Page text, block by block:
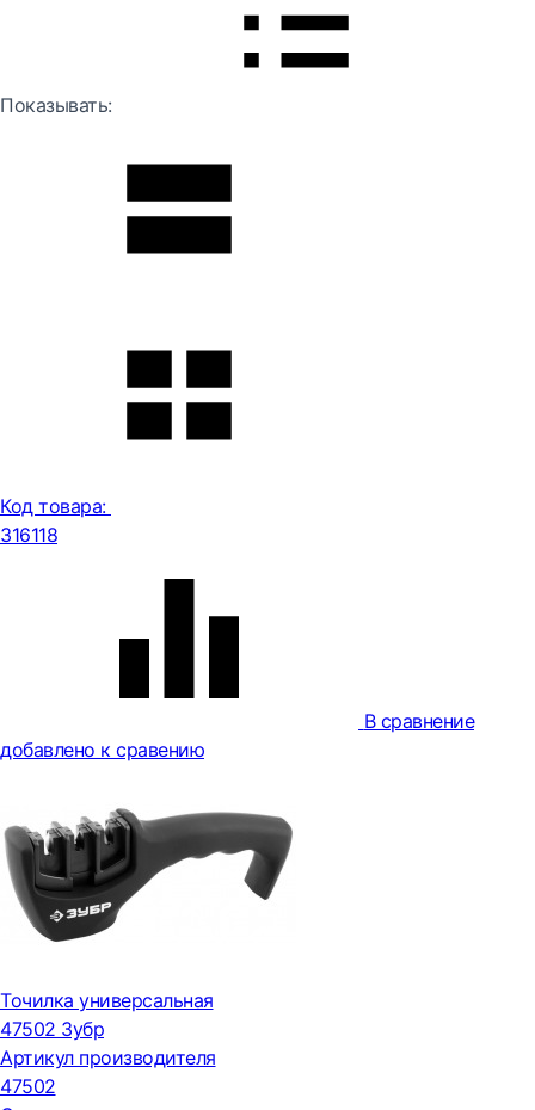
Показывать:
Код товара:
316118
В сравнение
добавлено к сравению
Точилка универсальная
47502 Зубр
Артикул производителя
47502